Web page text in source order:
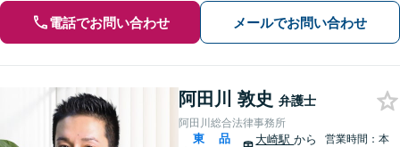
電話でお問い合わせ メールでお問い合わせ
阿田川 敦史 弁護士
阿田川総合法律事務所
東
品
大崎駅から
営業時間：本